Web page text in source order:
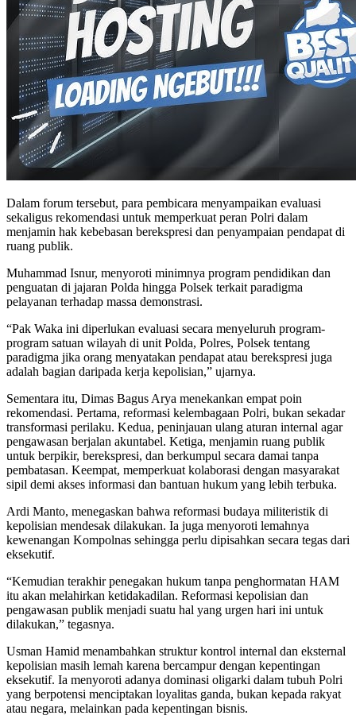
Dalam forum tersebut, para pembicara menyampaikan evaluasi
sekaligus rekomendasi untuk memperkuat peran Polri dalam
menjamin hak kebebasan berekspresi dan penyampaian pendapat di
ruang publik.
Muhammad Isnur, menyoroti minimnya program pendidikan dan
penguatan di jajaran Polda hingga Polsek terkait paradigma
pelayanan terhadap massa demonstrasi.
“Pak Waka ini diperlukan evaluasi secara menyeluruh program-
program satuan wilayah di unit Polda, Polres, Polsek tentang
paradigma jika orang menyatakan pendapat atau berekspresi juga
adalah bagian daripada kerja kepolisian,” ujarnya.
Sementara itu, Dimas Bagus Arya menekankan empat poin
rekomendasi. Pertama, reformasi kelembagaan Polri, bukan sekadar
transformasi perilaku. Kedua, peninjauan ulang aturan internal agar
pengawasan berjalan akuntabel. Ketiga, menjamin ruang publik
untuk berpikir, berekspresi, dan berkumpul secara damai tanpa
pembatasan. Keempat, memperkuat kolaborasi dengan masyarakat
sipil demi akses informasi dan bantuan hukum yang lebih terbuka.
Ardi Manto, menegaskan bahwa reformasi budaya militeristik di
kepolisian mendesak dilakukan. Ia juga menyoroti lemahnya
kewenangan Kompolnas sehingga perlu dipisahkan secara tegas dari
eksekutif.
“Kemudian terakhir penegakan hukum tanpa penghormatan HAM
itu akan melahirkan ketidakadilan. Reformasi kepolisian dan
pengawasan publik menjadi suatu hal yang urgen hari ini untuk
dilakukan,” tegasnya.
Usman Hamid menambahkan struktur kontrol internal dan eksternal
kepolisian masih lemah karena bercampur dengan kepentingan
eksekutif. Ia menyoroti adanya dominasi oligarki dalam tubuh Polri
yang berpotensi menciptakan loyalitas ganda, bukan kepada rakyat
atau negara, melainkan pada kepentingan bisnis.